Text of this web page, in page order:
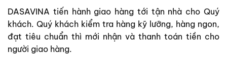
DASAVINA tiến hành giao hàng tới tận nhà cho Quý
khách. Quý khách kiểm tra hàng kỹ lưỡng, hàng ngon,
đạt tiêu chuẩn thì mới nhận và thanh toán tiền cho
người giao hàng.